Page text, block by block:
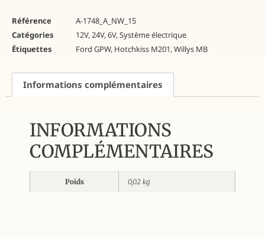
Référence
A-1748_A_NW_15
Catégories
12V, 24V,6V,Système électrique
Étiquettes
Ford GPW, Hotchkiss M201,Willys MB
Informations complémentaires
INFORMATIONS
COMPLÉMENTAIRES
Poids 0,02 kg